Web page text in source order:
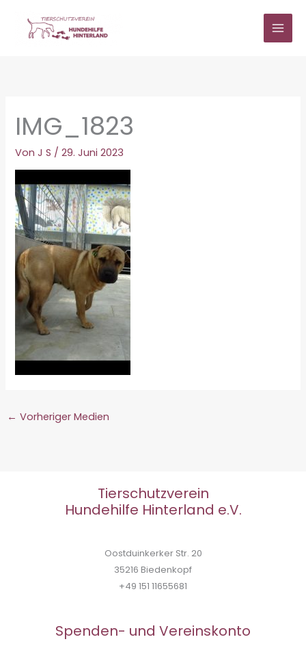
springen
IMG_1823
VonJ S /29. Juni 2023
← Vorheriger Medien
Tierschutzverein
Hundehilfe Hinterland e.V.
Oostduinkerker Str. 20
35216 Biedenkopf
+49 151 11655681
Spenden- und Vereinskonto